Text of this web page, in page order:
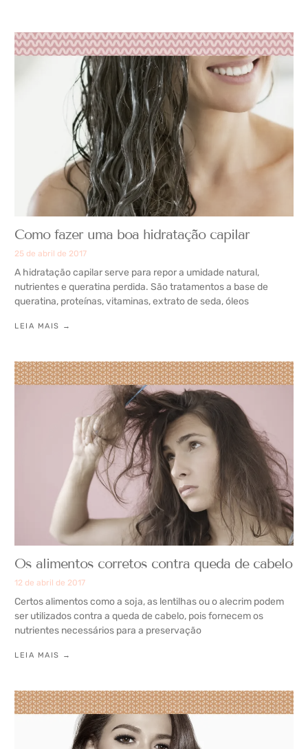
Como fazer uma boa hidratação capilar
25 de abril de 2017
A hidratação capilar serve para repor a umidade natural,
nutrientes e queratina perdida. São tratamentos a base de
queratina, proteínas, vitaminas, extrato de seda, óleos
LEIA MAIS →
Os alimentos corretos contra queda de cabelo
12 de abril de 2017
Certos alimentos como a soja, as lentilhas ou o alecrim podem
ser utilizados contra a queda de cabelo, pois fornecem os
nutrientes necessários para a preservação
LEIA MAIS →